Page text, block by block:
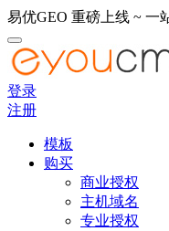
易优GEO 重磅上线 ~ 一
登录
注册
模板
购买
商业授权
主机域名
专业授权